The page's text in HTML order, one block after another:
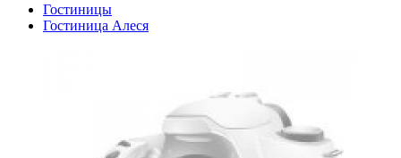
Гостиницы
Гостиница Алеся